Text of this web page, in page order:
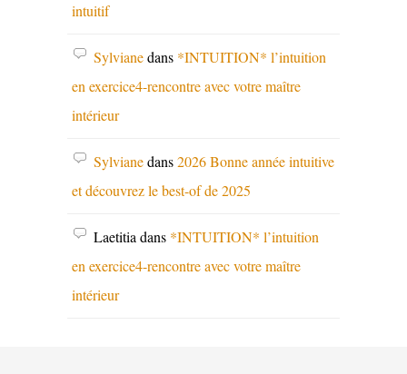
intuitif
Sylvianedans *INTUITION* l’intuition
en exercice4-rencontre avec votre maître
intérieur
Sylvianedans2026 Bonne année intuitive
et découvrez le best-of de 2025
Laetitiadans *INTUITION* l’intuition
en exercice4-rencontre avec votre maître
intérieur